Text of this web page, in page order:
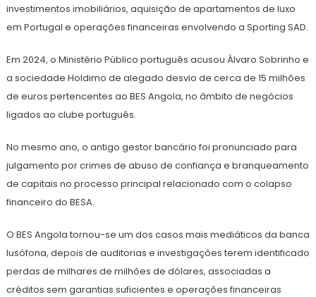
investimentos imobiliários, aquisição de apartamentos de luxo
em Portugal e operações financeiras envolvendo a Sporting SAD.
Em 2024, o Ministério Público português acusou Álvaro Sobrinho e
a sociedade Holdimo de alegado desvio de cerca de 15 milhões
de euros pertencentes ao BES Angola, no âmbito de negócios
ligados ao clube português.
No mesmo ano, o antigo gestor bancário foi pronunciado para
julgamento por crimes de abuso de confiança e branqueamento
de capitais no processo principal relacionado com o colapso
financeiro do BESA.
O BES Angola tornou-se um dos casos mais mediáticos da banca
lusófona, depois de auditorias e investigações terem identificado
perdas de milhares de milhões de dólares, associadas a
créditos sem garantias suficientes e operações financeiras